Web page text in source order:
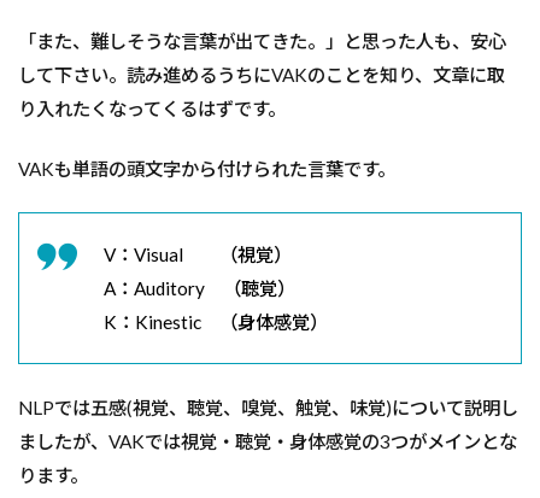
「また、難しそうな言葉が出てきた。」と思った人も、安心
して下さい。読み進めるうちにVAKのことを知り、文章に取
り入れたくなってくるはずです。
VAKも単語の頭文字から付けられた言葉です。
V：Visual （視覚）
A：Auditory （聴覚）
K：Kinestic （身体感覚）
NLPでは五感(視覚、聴覚、嗅覚、触覚、味覚)について説明し
ましたが、VAKでは視覚・聴覚・身体感覚の3つがメインとな
ります。